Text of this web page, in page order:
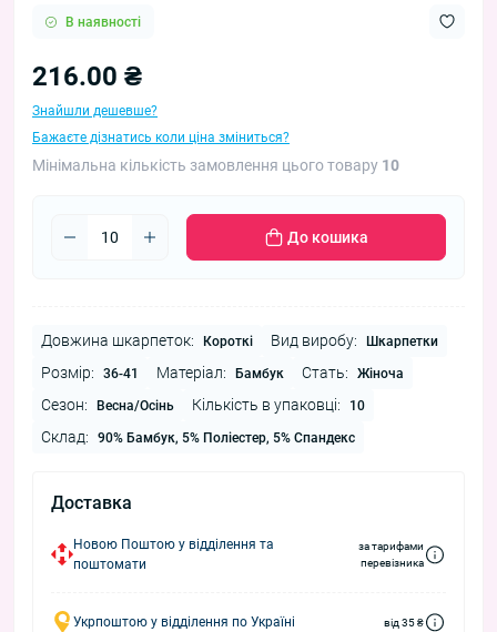
В наявності
216.00 ₴
Знайшли дешевше?
Бажаєте дізнатись коли ціна зміниться?
Мінімальна кількість замовлення цього товару 10
До кошика
Довжина шкарпеток: Короткі Вид виробу: Шкарпетки
Розмір: 36-41 Матеріал: Бамбук Стать: Жіноча
Сезон: Весна/Осінь Кількість в упаковці: 10
Склад: 90% Бамбук, 5% Поліестер, 5% Спандекс
Доставка
Новою Поштою у відділення та
поштомати
за тарифами
перевізника
Укрпоштою у відділення по Україні від 35 ₴